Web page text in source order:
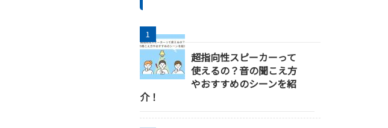
超指向性スピーカーって
使えるの？音の聞こえ方
やおすすめのシーンを紹
介！